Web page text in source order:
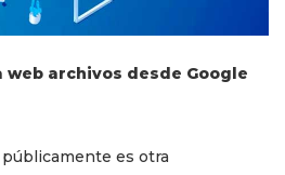
web archivos desde Google
es otra